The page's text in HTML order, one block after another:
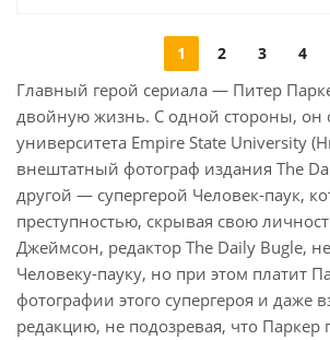
1 2 3 4
Главный герой сериала — Питер
двойную жизнь. С одной стороны, он
университета Empire State University
внештатный фотограф издания The
другой — супергерой Человек-паук,
преступностью, скрывая свою
Джеймсон, редактор The Daily Bugle,
Человеку-пауку, но при этом платит
фотографии этого супергероя и даже
редакцию, не подозревая, что Паркер